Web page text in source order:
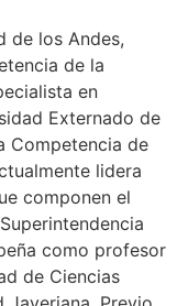
de los Andes,
de la
en
Externado de
Competencia de
lidera
componen el
como profesor
de Ciencias